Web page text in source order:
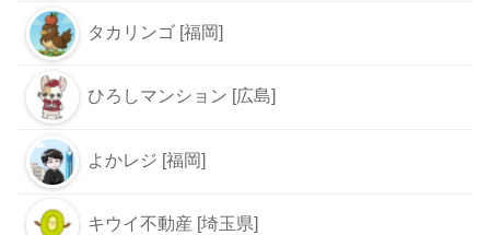
タカリンゴ [福岡]
ひろしマンション [広島]
よかレジ [福岡]
キウイ不動産 [埼玉県]